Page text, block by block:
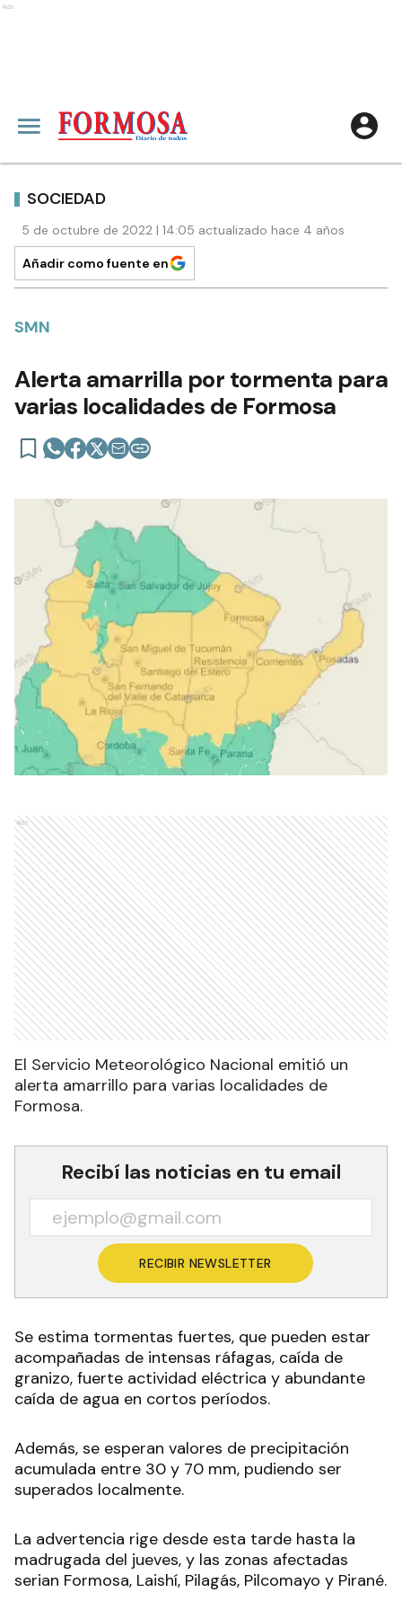
Ads
SOCIEDAD
5 de octubre de 2022 | 14:05 actualizado hace 4 años
Añadir como fuente en
SMN
Alerta amarrilla por tormenta para
varias localidades de Formosa
Ads
El Servicio Meteorológico Nacional emitió un
alerta amarrillo para varias localidades de
Formosa.
Recibí las noticias en tu email
RECIBIR NEWSLETTER
Se estima tormentas fuertes, que pueden estar
acompañadas de intensas ráfagas, caída de
granizo, fuerte actividad eléctrica y abundante
caída de agua en cortos períodos.
Además, se esperan valores de precipitación
acumulada entre 30 y 70 mm, pudiendo ser
superados localmente.
La advertencia rige desde esta tarde hasta la
madrugada del jueves, y las zonas afectadas
serian Formosa, Laishí, Pilagás, Pilcomayo y Pirané.